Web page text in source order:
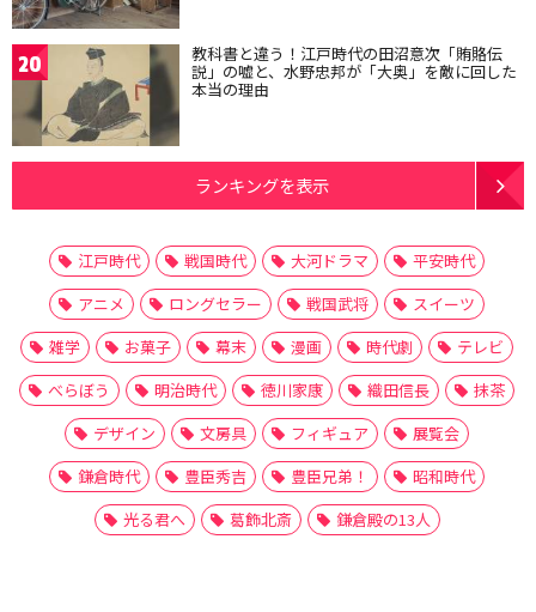
20 教科書と違う！江戸時代の田沼意次「賄賂伝
説」の嘘と、水野忠邦が「大奥」を敵に回した
本当の理由
ランキングを表示
江戸時代 戦国時代 大河ドラマ
平安時代
アニメ
ロングセラー 戦国武将
スイーツ
雑学
お菓子 幕末 漫画 時代劇
テレビ
べらぼう
明治時代 徳川家康 織田信長
抹茶
デザイン
文房具 フィギュア
展覧会
鎌倉時代
豊臣秀吉 豊臣兄弟！
昭和時代
光る君へ
葛飾北斎 鎌倉殿の13人